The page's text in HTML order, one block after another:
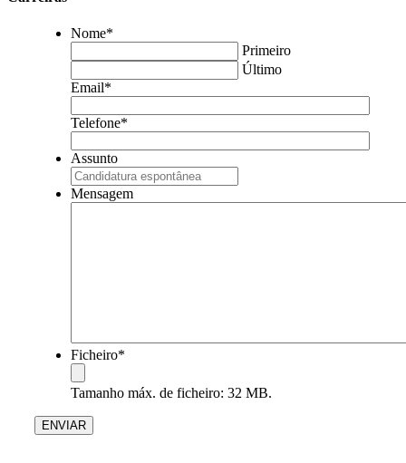
Nome*
Primeiro
Último
Email*
Telefone*
Assunto
Mensagem
Ficheiro*
Tamanho máx. de ficheiro: 32 MB.